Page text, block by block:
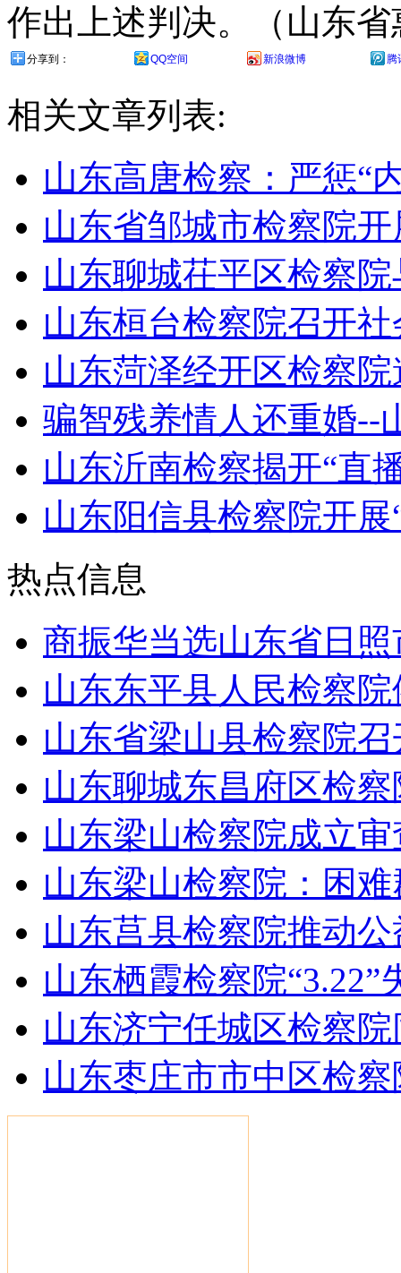
作出上述判决。（山东
分享到： QQ空间 新浪微博 腾
相关文章列表:
山东高唐检察：严惩“
山东省邹城市检察院
山东聊城茌平区检察
山东桓台检察院召开
山东菏泽经开区检察
骗智残养情人还重婚--
山东沂南检察揭开“直
山东阳信县检察院开展
热点信息
商振华当选山东省日
山东东平县人民检察
山东省梁山县检察院
山东聊城东昌府区检
山东梁山检察院成立
山东梁山检察院：困
山东莒县检察院推动
山东栖霞检察院
山东济宁任城区检察
山东枣庄市市中区检